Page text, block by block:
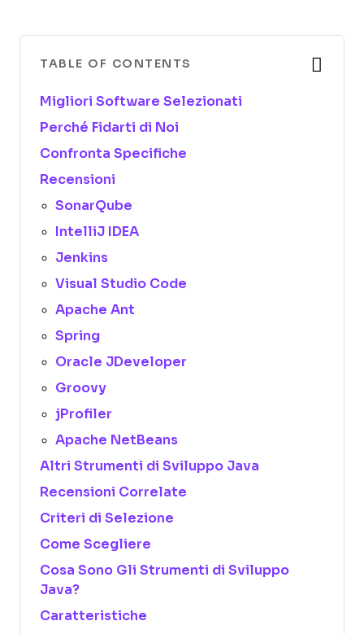
TABLE OF CONTENTS
Migliori Software Selezionati
Perché Fidarti di Noi
Confronta Specifiche
Recensioni
SonarQube
IntelliJ IDEA
Jenkins
Visual Studio Code
Apache Ant
Spring
Oracle JDeveloper
Groovy
jProfiler
Apache NetBeans
Altri Strumenti di Sviluppo Java
Recensioni Correlate
Criteri di Selezione
Come Scegliere
Cosa Sono Gli Strumenti di Sviluppo
Java?
Caratteristiche